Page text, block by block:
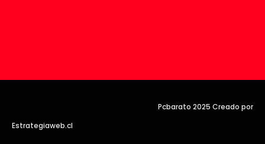
Pcbarato 2025 Creado por
Estrategiaweb.cl